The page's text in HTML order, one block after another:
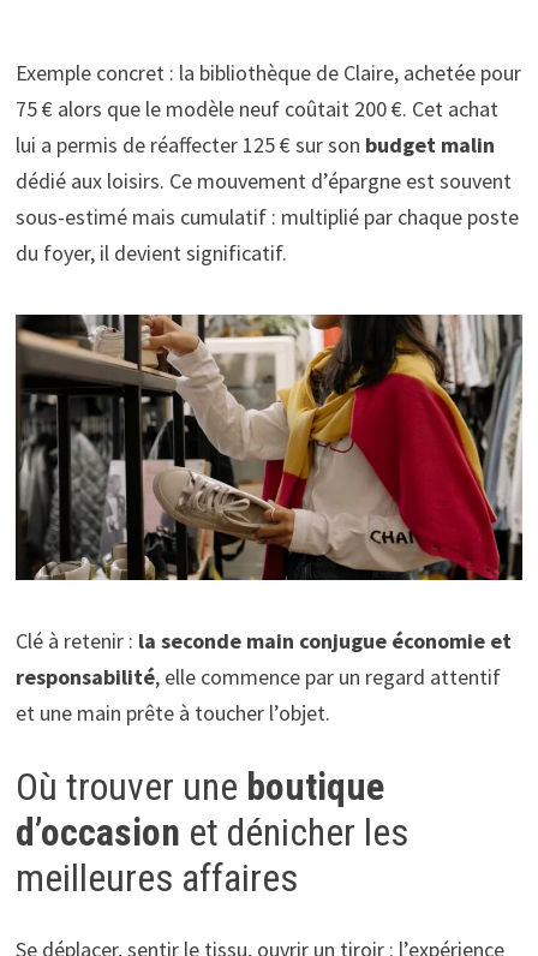
Exemple concret : la bibliothèque de Claire, achetée pour
75 € alors que le modèle neuf coûtait 200 €. Cet achat
lui a permis de réaffecter 125 € sur son budget malin
dédié aux loisirs. Ce mouvement d’épargne est souvent
sous-estimé mais cumulatif : multiplié par chaque poste
du foyer, il devient significatif.
Clé à retenir : la seconde main conjugue économie et
responsabilité, elle commence par un regard attentif
et une main prête à toucher l’objet.
Où trouver une boutique
d’occasion et dénicher les
meilleures affaires
Se déplacer, sentir le tissu, ouvrir un tiroir : l’expérience